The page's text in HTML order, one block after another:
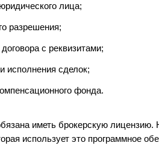
лица;
разрешения;
с реквизитами;
исполнения сделок;
фонда.
иметь брокерскую лицензию.
использует это программное